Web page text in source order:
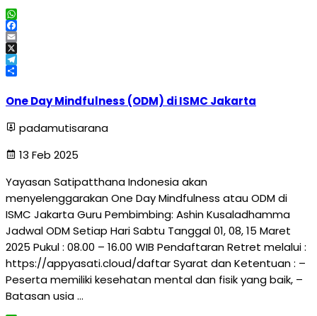
WhatsApp
Facebook
Email
X
Telegram
One Day Mindfulness (ODM) di ISMC Jakarta
padamutisarana
13 Feb 2025
Yayasan Satipatthana Indonesia akan
menyelenggarakan One Day Mindfulness atau ODM di
ISMC Jakarta Guru Pembimbing: Ashin Kusaladhamma
Jadwal ODM Setiap Hari Sabtu Tanggal 01, 08, 15 Maret
2025 Pukul : 08.00 – 16.00 WIB Pendaftaran Retret melalui :
https://appyasati.cloud/daftar Syarat dan Ketentuan : –
Peserta memiliki kesehatan mental dan fisik yang baik, –
Batasan usia …